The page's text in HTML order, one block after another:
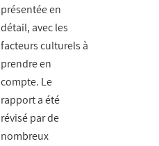
présentée en
détail, avec les
facteurs culturels à
prendre en
compte. Le
rapport a été
révisé par de
nombreux